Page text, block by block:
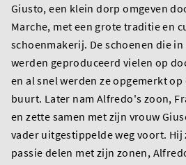
Giusto, een klein dorp omgeven
Marche, met een grote traditie en
schoenmakerij. De schoenen die
werden geproduceerd vielen op
en al snel werden ze opgemerkt
buurt. Later nam Alfredo's zoon,
en zette samen met zijn vrouw
vader uitgestippelde weg voort.
passie delen met zijn zonen,